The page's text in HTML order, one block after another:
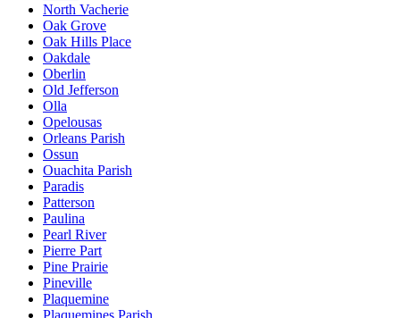
North Vacherie
Oak Grove
Oak Hills Place
Oakdale
Oberlin
Old Jefferson
Olla
Opelousas
Orleans Parish
Ossun
Ouachita Parish
Paradis
Patterson
Paulina
Pearl River
Pierre Part
Pine Prairie
Pineville
Plaquemine
Plaquemines Parish